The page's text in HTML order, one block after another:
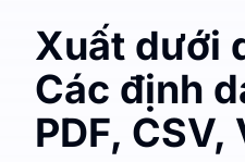
Xuất dưới
Các định
PDF, CSV,